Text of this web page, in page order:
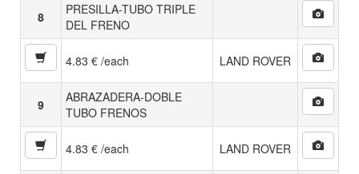
8
PRESILLA-TUBO TRIPLE
DEL FRENO
4.83 € /each LAND ROVER
9
ABRAZADERA-DOBLE
TUBO FRENOS
4.83 € /each LAND ROVER